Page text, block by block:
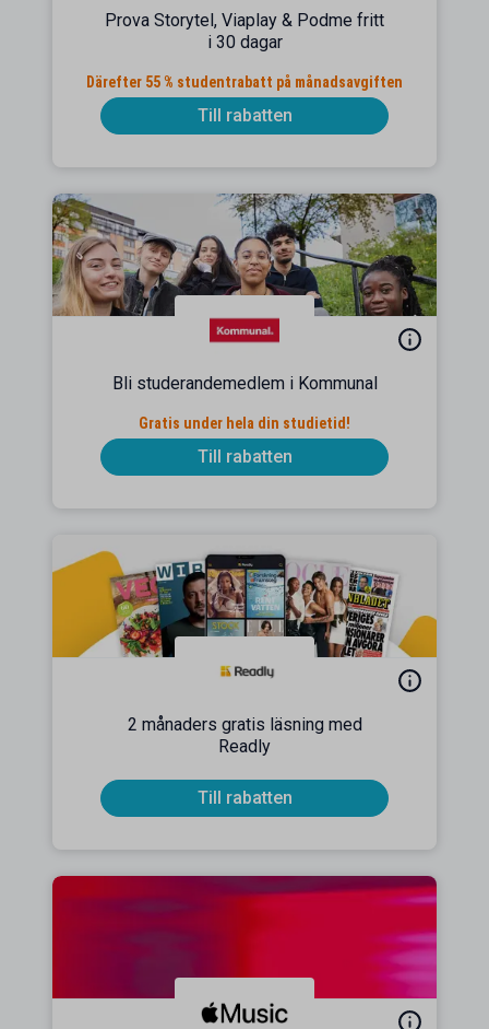
Prova Storytel, Viaplay & Podme fritt
i 30 dagar
Därefter 55 % studentrabatt på månadsavgiften
Till rabatten
Bli studerandemedlem i Kommunal
Gratis under hela din studietid!
Till rabatten
2 månaders gratis läsning med
Readly
Till rabatten